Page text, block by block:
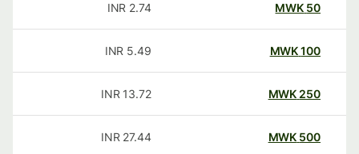
50
MWK
2.74
INR
100
MWK
5.49
INR
250
MWK
13.72
INR
500
MWK
27.44
INR